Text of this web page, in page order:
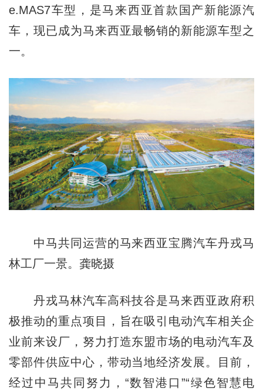
e.MAS7车型，是马来西亚首款国产新能源汽
车，现已成为马来西亚最畅销的新能源车型之
一。
中马共同运营的马来西亚宝腾汽车丹戎马
林工厂一景。龚晓摄
丹戎马林汽车高科技谷是马来西亚政府积
极推动的重点项目，旨在吸引电动汽车相关企
业前来设厂，努力打造东盟市场的电动汽车及
零部件供应中心，带动当地经济发展。目前，
经过中马共同努力，“数智港口”“绿色智慧电